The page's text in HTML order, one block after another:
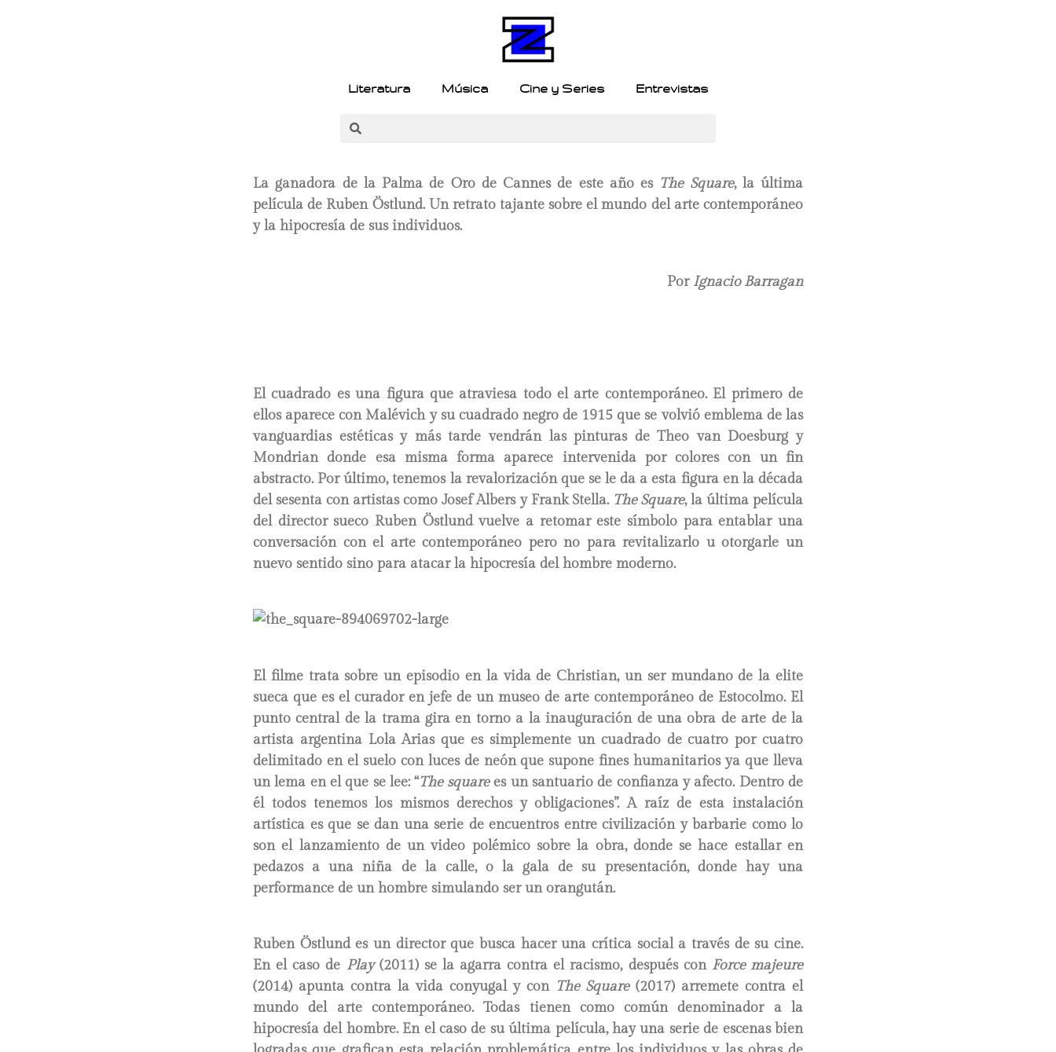
Literatura Música Cine y Series Entrevistas
La ganadora de la Palma de Oro de Cannes de este año es The Square, la última
película de Ruben Östlund. Un retrato tajante sobre el mundo del arte contemporáneo
y la hipocresía de sus individuos.
Por Ignacio Barragan
El cuadrado es una figura que atraviesa todo el arte contemporáneo. El primero de
ellos aparece con Malévich y su cuadrado negro de 1915 que se volvió emblema de las
vanguardias estéticas y más tarde vendrán las pinturas de Theo van Doesburg y
Mondrian donde esa misma forma aparece intervenida por colores con un fin
abstracto. Por último, tenemos la revalorización que se le da a esta figura en la década
del sesenta con artistas como Josef Albers y Frank Stella. The Square, la última película
del director sueco Ruben Östlund vuelve a retomar este símbolo para entablar una
conversación con el arte contemporáneo pero no para revitalizarlo u otorgarle un
nuevo sentido sino para atacar la hipocresía del hombre moderno.
El filme trata sobre un episodio en la vida de Christian, un ser mundano de la elite
sueca que es el curador en jefe de un museo de arte contemporáneo de Estocolmo. El
punto central de la trama gira en torno a la inauguración de una obra de arte de la
artista argentina Lola Arias que es simplemente un cuadrado de cuatro por cuatro
delimitado en el suelo con luces de neón que supone fines humanitarios ya que lleva
un lema en el que se lee: “The squarees un santuario de confianza y afecto. Dentro de
él todos tenemos los mismos derechos y obligaciones”. A raíz de esta instalación
artística es que se dan una serie de encuentros entre civilización y barbarie como lo
son el lanzamiento de un video polémico sobre la obra, donde se hace estallar en
pedazos a una niña de la calle, o la gala de su presentación, donde hay una
performance de un hombre simulando ser un orangután.
Ruben Östlund es un director que busca hacer una crítica social a través de su cine.
En el caso de Play(2011) se la agarra contra el racismo, después con Force majeure
(2014) apunta contra la vida conyugal y con The Square(2017) arremete contra el
mundo del arte contemporáneo. Todas tienen como común denominador a la
hipocresía del hombre. En el caso de su última película, hay una serie de escenas bien